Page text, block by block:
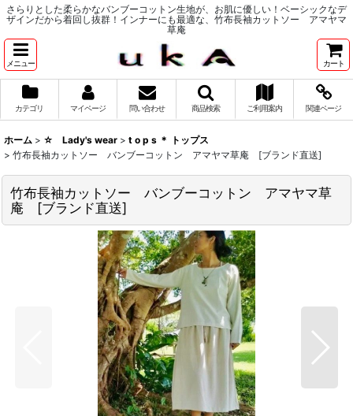
さらりとした柔らかなバンブーコットン生地が、お肌に優しい！ベーシックなデ
ザインだから着回し抜群！インナーにも最適な、竹布長袖カットソー アマヤマ
草庵
メニュー カート
カテゴリ マイページ 問い合わせ 商品検索 ご利用案内 関連ページ
ホーム > ☆ Lady's wear > t o p s ＊ トップス
> 竹布長袖カットソー バンブーコットン アマヤマ草庵 [ブランド直送]
竹布長袖カットソー バンブーコットン アマヤマ草
庵 [ブランド直送]